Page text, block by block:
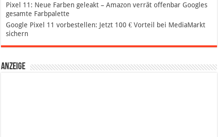
Pixel 11: Neue Farben geleakt – Amazon verrät offenbar Googles
gesamte Farbpalette
Google Pixel 11 vorbestellen: Jetzt 100 € Vorteil bei MediaMarkt
sichern
Anzeige